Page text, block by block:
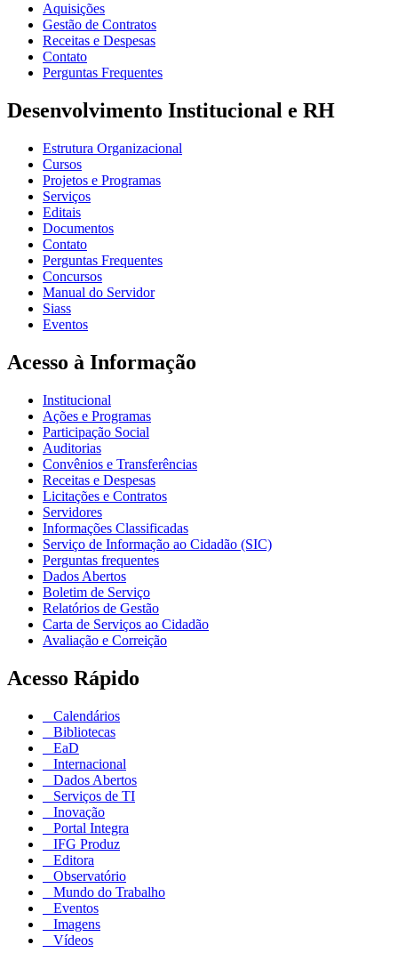
Aquisições
Gestão de Contratos
Receitas e Despesas
Contato
Perguntas Frequentes
Desenvolvimento Institucional e RH
Estrutura Organizacional
Cursos
Projetos e Programas
Serviços
Editais
Documentos
Contato
Perguntas Frequentes
Concursos
Manual do Servidor
Siass
Eventos
Acesso à Informação
Institucional
Ações e Programas
Participação Social
Auditorias
Convênios e Transferências
Receitas e Despesas
Licitações e Contratos
Servidores
Informações Classificadas
Serviço de Informação ao Cidadão (SIC)
Perguntas frequentes
Dados Abertos
Boletim de Serviço
Relatórios de Gestão
Carta de Serviços ao Cidadão
Avaliação e Correição
Acesso Rápido
Calendários
Bibliotecas
EaD
Internacional
Dados Abertos
Serviços de TI
Inovação
Portal Integra
IFG Produz
Editora
Observatório
Mundo do Trabalho
Eventos
Imagens
Vídeos